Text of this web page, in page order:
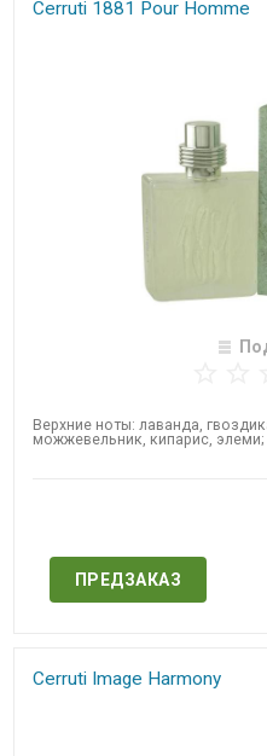
Cerruti 1881 Pour Homme
Верхние ноты: лаванда,
можжевельник, кипарис,
ПРЕДЗАКАЗ
Cerruti Image Harmony